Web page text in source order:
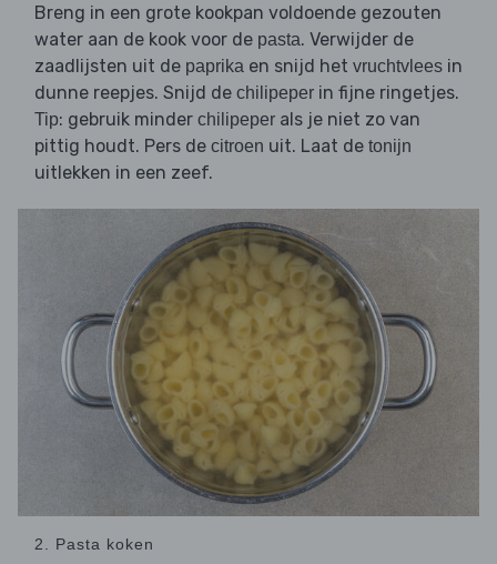
Breng in een grote kookpan voldoende gezouten
water aan de kook voor de pasta. Verwijder de
zaadlijsten uit de paprika en snijd het vruchtvlees in
dunne reepjes. Snijd de chilipeper in fijne ringetjes.
Tip: gebruik minder chilipeper als je niet zo van
pittig houdt. Pers de citroen uit. Laat de tonijn
uitlekken in een zeef.
2. Pasta koken